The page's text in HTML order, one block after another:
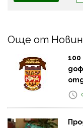
Още от
100